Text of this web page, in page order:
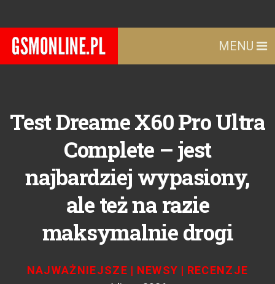
MENU
Test Dreame X60 Pro Ultra
Complete – jest
najbardziej wypasiony,
ale też na razie
maksymalnie drogi
NAJWAŻNIEJSZE | NEWSY | RECENZJE